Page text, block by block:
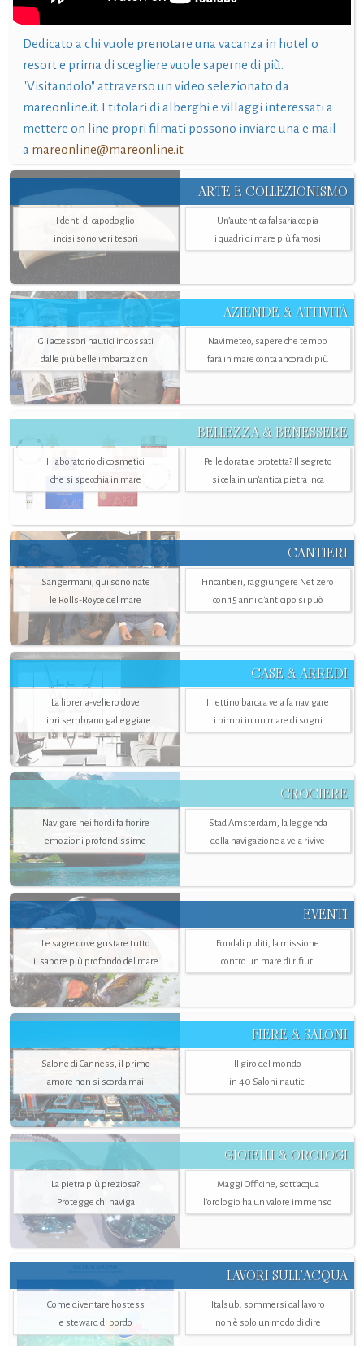
Dedicato a chi vuole prenotare una vacanza in hotel o
resort e prima di scegliere vuole saperne di più.
"Visitandolo" attraverso un video selezionato da
mareonline.it. I titolari di alberghi e villaggi interessati a
mettere on line propri filmati possono inviare una e mail
a mareonline@mareonline.it
ARTE E COLLEZIONISMO
I denti di capodoglio
incisi sono veri tesori
Un’autentica falsaria copia
i quadri di mare più famosi
AZIENDE & ATTIVITÀ
Gli accessori nautici indossati
dalle più belle imbarcazioni
Navimeteo, sapere che tempo
farà in mare conta ancora di più
BELLEZZA & BENESSERE
Il laboratorio di cosmetici
che si specchia in mare
Pelle dorata e protetta? Il segreto
si cela in un’antica pietra Inca
CANTIERI
Sangermani, qui sono nate
le Rolls-Royce del mare
Fincantieri, raggiungere Net zero
con 15 anni d'anticipo si può
CASE & ARREDI
La libreria-veliero dove
i libri sembrano galleggiare
Il lettino barca a vela fa navigare
i bimbi in un mare di sogni
CROCIERE
Navigare nei fiordi fa fiorire
emozioni profondissime
Stad Amsterdam, la leggenda
della navigazione a vela rivive
EVENTI
Le sagre dove gustare tutto
il sapore più profondo del mare
Fondali puliti, la missione
contro un mare di rifiuti
FIERE & SALONI
Salone di Canness, il primo
amore non si scorda mai
Il giro del mondo
in 40 Saloni nautici
GIOIELLI & OROLOGI
La pietra più preziosa?
Protegge chi naviga
Maggi Officine, sott’acqua
l'orologio ha un valore immenso
LAVORI SULL’ACQUA
Come diventare hostess
e steward di bordo
Italsub: sommersi dal lavoro
non è solo un modo di dire